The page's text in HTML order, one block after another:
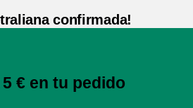
confirmada!
€ en tu pedido